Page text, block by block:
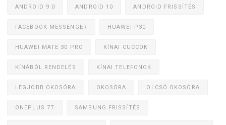
ANDROID 9.0 ANDROID 10 ANDROID FRISSÍTÉS
FACEBOOK MESSENGER HUAWEI P30
HUAWEI MATE 30 PRO KÍNAI CUCCOK
KÍNÁBÓL RENDELÉS KÍNAI TELEFONOK
LEGJOBB OKOSÓRA OKOSÓRA OLCSÓ OKOSÓRA
ONEPLUS 7T SAMSUNG FRISSÍTÉS